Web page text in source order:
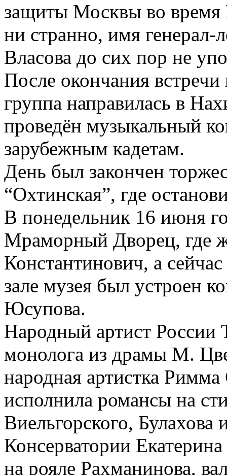
защиты Москвы во
ни странно, имя генерал-
Власова до сих пор не
После окончания
группа направилась в
проведён музыкальный
зарубежным кадетам.
День был закончен
“Охтинская”, где
В понедельник 16 июня
Мраморный Дворец, где
Константинович, а
зале музея был устроен
Юсупова.
Народный артист
монолога из драмы М.
народная артистка
исполнила романсы на
Виельгорского,
Консерватории
на рояле Рахманинова,